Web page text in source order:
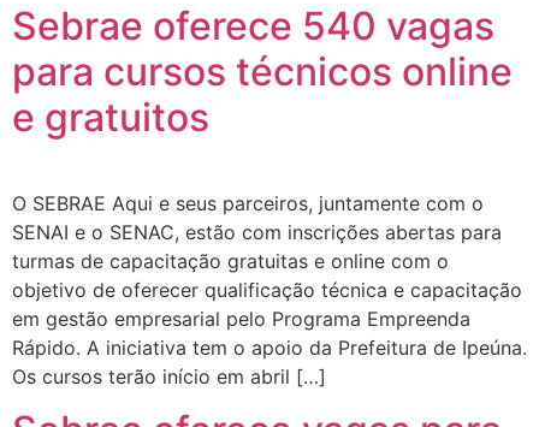
Sebrae oferece 540 vagas
para cursos técnicos online
e gratuitos
O SEBRAE Aqui e seus parceiros, juntamente com o
SENAI e o SENAC, estão com inscrições abertas para
turmas de capacitação gratuitas e online com o
objetivo de oferecer qualificação técnica e capacitação
em gestão empresarial pelo Programa Empreenda
Rápido. A iniciativa tem o apoio da Prefeitura de Ipeúna.
Os cursos terão início em abril […]